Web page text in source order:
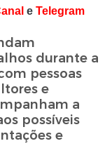
eTelegram
durante a
pessoas
e
a
possíveis
e